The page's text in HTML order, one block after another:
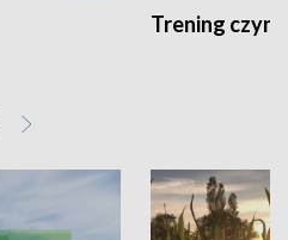
Trening czyni